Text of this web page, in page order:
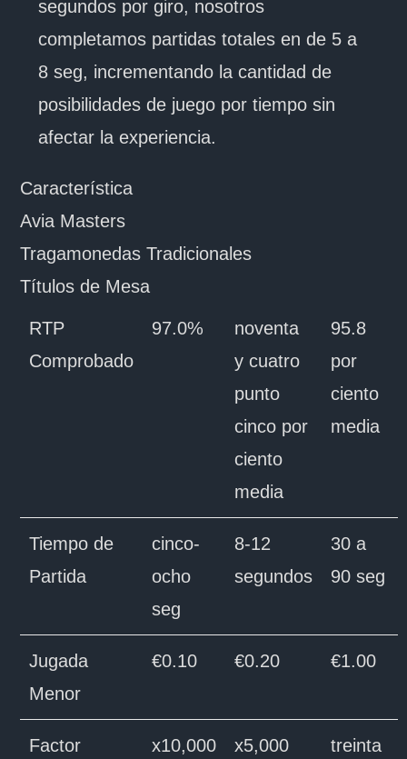
segundos por giro, nosotros
completamos partidas totales en de 5 a
8 seg, incrementando la cantidad de
posibilidades de juego por tiempo sin
afectar la experiencia.
Característica
Avia Masters
Tragamonedas Tradicionales
Títulos de Mesa
RTP
Comprobado
97.0%
noventa
y cuatro
punto
cinco por
ciento
media
95.8
por
ciento
media
Tiempo de
Partida
cinco-
ocho
seg
8-12
segundos
30 a
90 seg
Jugada
Menor
€0.10 €0.20 €1.00
Factor
x10,000 x5,000
treinta